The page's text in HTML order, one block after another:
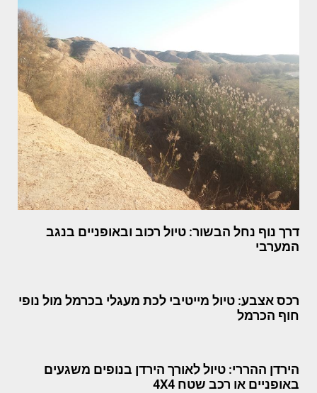
דרך נוף נחל הבשור: טיול רכוב ובאופניים בנגב
המערבי
רכס אצבע: טיול מייטיבי לכת מעגלי בכרמל מול נופי
חוף הכרמל
הירדן ההררי: טיול לאורך הירדן בנופים משגעים
באופניים או רכב שטח 4X4